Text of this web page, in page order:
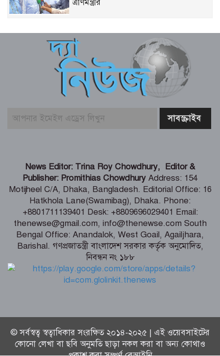
ত্রাণমন্ত্রীর
প্রভাব না ফেলে: প্রধানমন্ত্রী
ফের গ্রেফতার তনু হত্যায় সাবেক সেনাসদস্য
হাফিজুর রহমান
বাজার সিন্ডিকেট ও মজুতদারি করলেই
গণঅভ্যুত্থানের সঙ্গে প্রথম বেইমানি করেছেন
জামায়াত আমির – রাশেদ খান
সাড়ে ৬ বছরে মোটরসাইকেল দুর্ঘটনায় নিহত
১৫ হাজার ৭১২ জন
বেনাপোল পৌরসভায় যুবদল নেতা ইমদাদুল
হক ইমদাদের গণসংযোগ ও মতবিনিময়
News Editor: Trina Roy Chowdhury, Editor &
Publisher: Promithias Chowdhury Address: 154
Motijheel C/A, Dhaka, Bangladesh. Editorial Office: 16
Hatkhola Lane(Swamibag), Dhaka. Phone:
+8801711139401 Desk: +8809696029401 Email:
thenewse@gmail.com, info@thenewse.com South
Bengal Office: Anandalok, West Goail, Agailjhara,
Barishal. গণপ্রজাতন্ত্রী বাংলাদেশ সরকার কর্তৃক অনুমোদিত,
নিবন্ধন নং ১৮৮
© সর্বস্বত্ব স্বত্বাধিকার সংরক্ষিত ২০১৪-২০২৫ | এই ওয়েবসাইটের
কোনো লেখা বা ছবি অনুমতি ছাড়া নকল করা বা অন্য কোথাও